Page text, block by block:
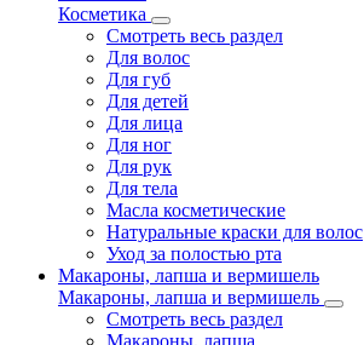
Косметика
Смотреть весь раздел
Для волос
Для губ
Для детей
Для лица
Для ног
Для рук
Для тела
Масла косметические
Натуральные краски для волос
Уход за полостью рта
Макароны, лапша и вермишель
Макароны, лапша и вермишель
Смотреть весь раздел
Макароны, лапша